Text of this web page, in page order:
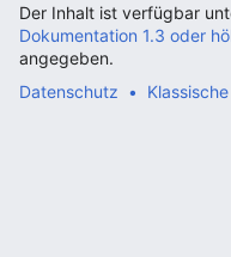
Der Inhalt ist verfügbar
Dokumentation 1.3 oder
angegeben.
Datenschutz